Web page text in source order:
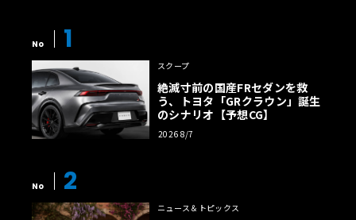
No 1
スクープ
絶滅寸前の国産FRセダンを救
う、トヨタ「GRクラウン」誕生
のシナリオ【予想CG】
2026 8/7
No 2
ニュース＆トピックス